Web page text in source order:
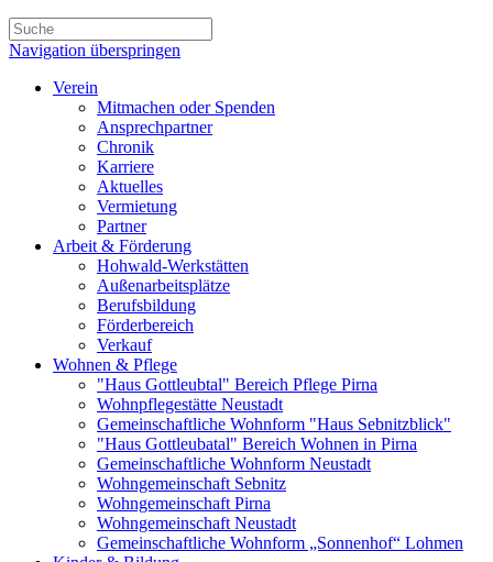
Navigation überspringen
Verein
Mitmachen oder Spenden
Ansprechpartner
Chronik
Karriere
Aktuelles
Vermietung
Partner
Arbeit & Förderung
Hohwald-Werkstätten
Außenarbeitsplätze
Berufsbildung
Förderbereich
Verkauf
Wohnen & Pflege
"Haus Gottleubtal" Bereich Pflege Pirna
Wohnpflegestätte Neustadt
Gemeinschaftliche Wohnform "Haus Sebnitzblick"
"Haus Gottleubatal" Bereich Wohnen in Pirna
Gemeinschaftliche Wohnform Neustadt
Wohngemeinschaft Sebnitz
Wohngemeinschaft Pirna
Wohngemeinschaft Neustadt
Gemeinschaftliche Wohnform „Sonnenhof“ Lohmen